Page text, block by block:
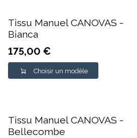
Tissu Manuel CANOVAS -
Bianca
175,00 €
Choisir un modèle
Tissu Manuel CANOVAS -
Bellecombe